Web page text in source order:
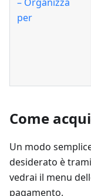
per
Come
Un modo
desiderato è
vedrai il menu
pagamento.